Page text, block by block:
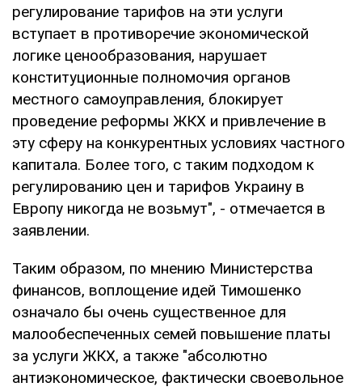
регулирование тарифов на эти услуги
вступает в противоречие экономической
логике ценообразования, нарушает
конституционные полномочия органов
местного самоуправления, блокирует
проведение реформы ЖКХ и привлечение в
эту сферу на конкурентных условиях частного
капитала. Более того, с таким подходом к
регулированию цен и тарифов Украину в
Европу никогда не возьмут", - отмечается в
заявлении.
Таким образом, по мнению Министерства
финансов, воплощение идей Тимошенко
означало бы очень существенное для
малообеспеченных семей повышение платы
за услуги ЖКХ, а также "абсолютно
антиэкономическое, фактически своевольное